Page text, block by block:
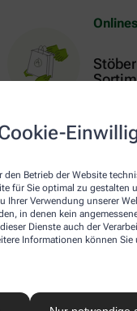
den Betrieb der Website
für Sie optimal zu
Ihrer Verwendung unserer
in denen kein
Dienste auch der
Informationen können Sie
Zum Ratgeber